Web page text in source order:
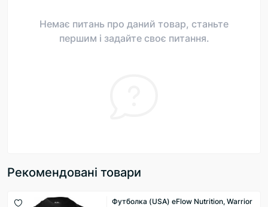
Немає питань про даний товар, станьте
першим і задайте своє питання.
Рекомендовані товари
Футболка (USA) eFlow Nutrition, Warrior